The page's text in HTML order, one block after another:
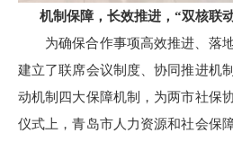
机制保障，长效推进，“双核联
为确保合作事项高效推进、落
建立了联席会议制度、协同推进机
动机制四大保障机制，为两市社保
仪式上，青岛市人力资源和社会保